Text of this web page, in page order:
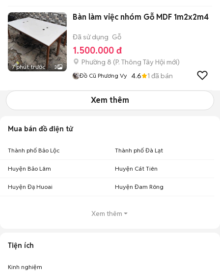
7 phút trước 3
Bàn làm việc nhóm Gỗ MDF 1m2x2m4
Đã sử dụng Gỗ
1.500.000 đ
Phường 8 (P. Thông Tây Hội mới)
Đồ Cũ Phương Vy 4.6 1 đã bán
Xem thêm
Mua bán đồ điện tử
Thành phố Bảo Lộc Thành phố Đà Lạt
Huyện Bảo Lâm Huyện Cát Tiên
Huyện Đạ Huoai Huyện Đam Rông
Xem thêm
Tiện ích
Kinh nghiệm